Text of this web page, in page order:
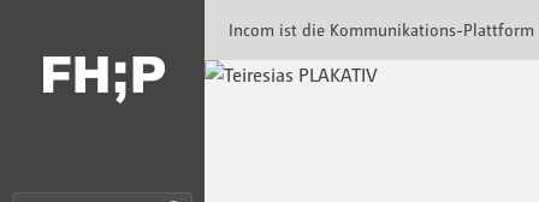
Incom ist die Kommunikations-Plattform